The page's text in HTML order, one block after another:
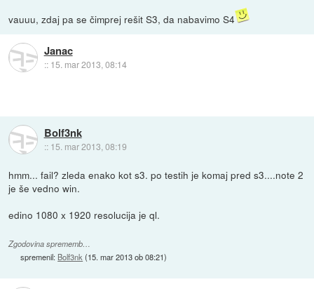
vauuu, zdaj pa se čimprej rešit S3, da nabavimo S4
Janac
:: 15. mar 2013, 08:14
Bolf3nk
:: 15. mar 2013, 08:19
hmm... fail? zleda enako kot s3. po testih je komaj pred s3....note 2
je še vedno win.
edino 1080 x 1920 resolucija je ql.
Zgodovina sprememb…
spremenil: Bolf3nk (15. mar 2013 ob 08:21)